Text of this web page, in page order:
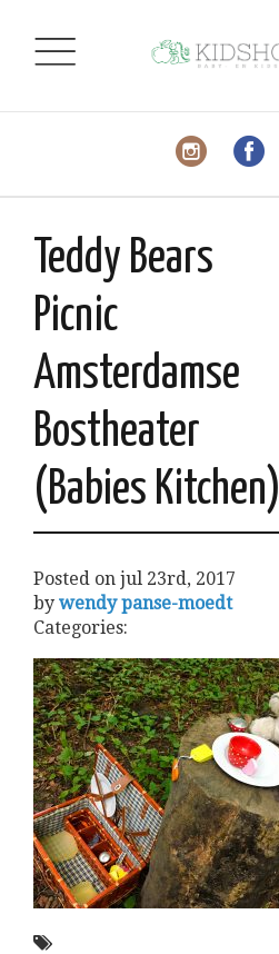
Teddy Bears
Picnic
Amsterdamse
Bostheater
(Babies Kitchen)
Posted on jul 23rd, 2017
by wendy panse-moedt
Categories: